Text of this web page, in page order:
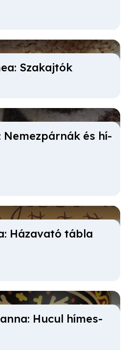
Sza­kaj­tók
Ne­mez­pár­nák és hí­
Ház­ava­tó táb­la
Hu­cul hí­mes­